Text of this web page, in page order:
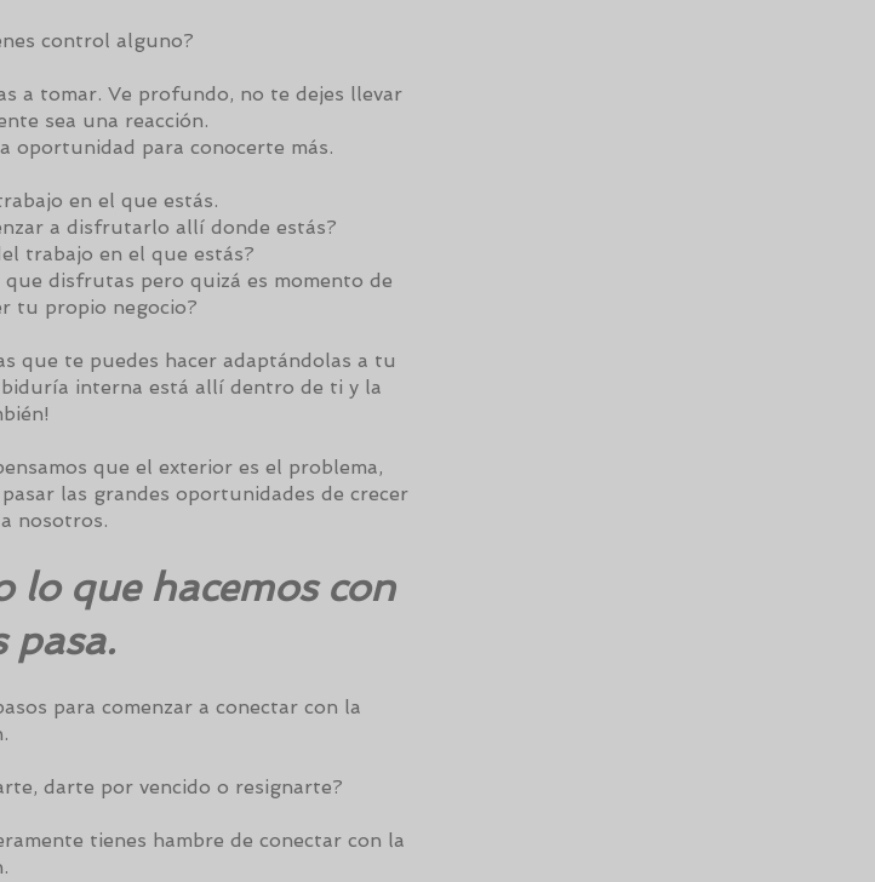
control alguno?
a tomar. Ve profundo, no te dejes llevar
sea una reacción.
oportunidad para conocerte más.
en el que estás.
a disfrutarlo allí donde estás?
trabajo en el que estás?
disfrutas pero quizá es momento de
tu propio negocio?
que te puedes hacer adaptándolas a tu
interna está allí dentro de ti y la
que el exterior es el problema,
las grandes oportunidades de crecer
nosotros.
lo que hacemos con
pasa.
para comenzar a conectar con la
darte por vencido o resignarte?
tienes hambre de conectar con la